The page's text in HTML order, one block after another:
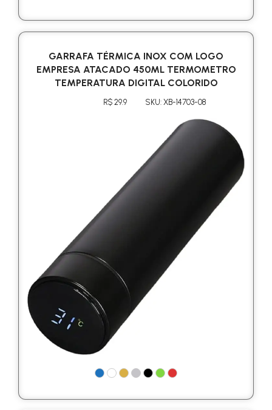
GARRAFA TÉRMICA INOX COM LOGO
EMPRESA ATACADO 450ML TERMOMETRO
TEMPERATURA DIGITAL COLORIDO
R$ 29.9 SKU: XB-14703-08